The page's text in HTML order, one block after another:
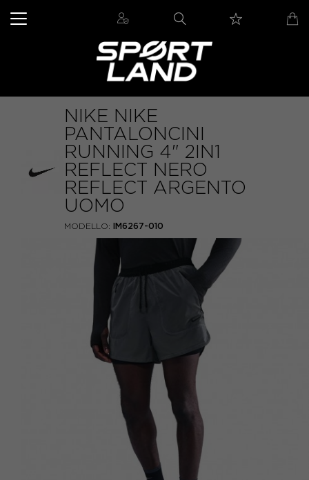
NIKE NIKE
PANTALONCINI
RUNNING 4" 2IN1
REFLECT NERO
REFLECT ARGENTO
UOMO
MODELLO: IM6267-010